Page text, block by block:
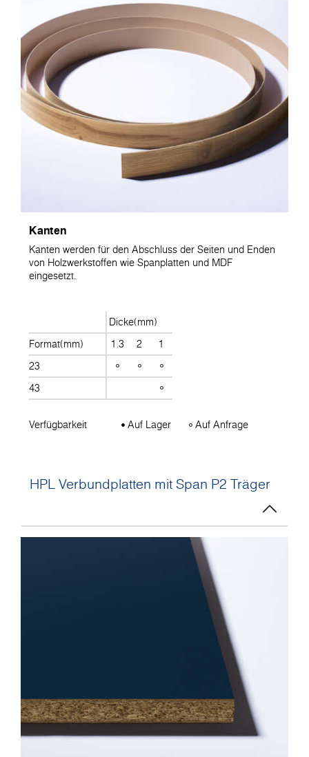
Kanten
Kanten werden für den Abschluss der Seiten und Enden
von Holzwerkstoffen wie Spanplatten und MDF
eingesetzt.
Dicke(mm)
Format(mm)
1.3 2
1
23
43
Verfügbarkeit Auf Lager Auf Anfrage
HPL Verbundplatten mit Span P2 Träger